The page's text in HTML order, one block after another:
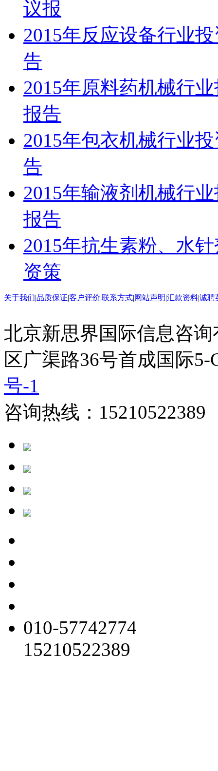
议报
2015年反应设备行业
告
2015年原料药机械行
报告
2015年包衣机械行业
告
2015年输液剂机械行
报告
2015年抗生素粉、水
资策
关于我们|品质保证|客户评价|联系方式|网站声明|汇款资料|诚聘
北京新思界国际信息咨
区广渠路36号首成国际
号-1
咨询热线：
010-57742774
15210522389